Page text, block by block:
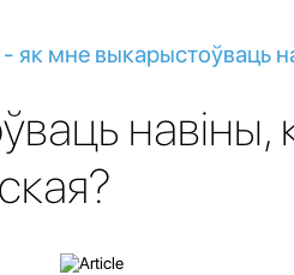
як мне выкарыстоўваць
навіны,